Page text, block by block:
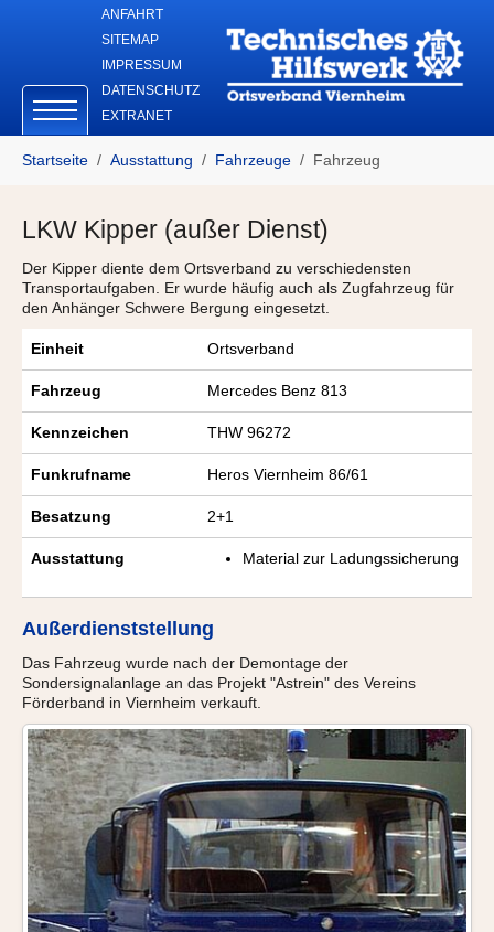
Skip to main navigation
Zum Hauptinhalt springen
Skip to page footerANFAHRT
SITEMAP
IMPRESSUM
DATENSCHUTZ
EXTRANET
Startseite
Ausstattung Fahrzeuge Fahrzeug
LKW Kipper (außer Dienst)
Der Kipper diente dem Ortsverband zu verschiedensten
Transportaufgaben. Er wurde häufig auch als Zugfahrzeug für
den Anhänger Schwere Bergung eingesetzt.
Einheit Ortsverband
Fahrzeug Mercedes Benz 813
Kennzeichen THW 96272
Funkrufname Heros Viernheim 86/61
Besatzung 2+1
Ausstattung Material zur Ladungssicherung
Außerdienststellung
Das Fahrzeug wurde nach der Demontage der
Sondersignalanlage an das Projekt "Astrein" des Vereins
Förderband in Viernheim verkauft.